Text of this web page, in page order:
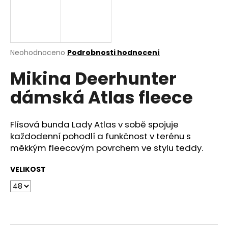
Průměrné
produktu
je
0,0
z
hvězdiček.
Neohodnoceno Podrobnosti hodnocení
Mikina Deerhunter
dámská Atlas fleece
Flísová bunda Lady Atlas v sobě spojuje
každodenní pohodlí a funkčnost v terénu s
měkkým fleecovým povrchem ve stylu teddy.
VELIKOST
í
t
o
p
o